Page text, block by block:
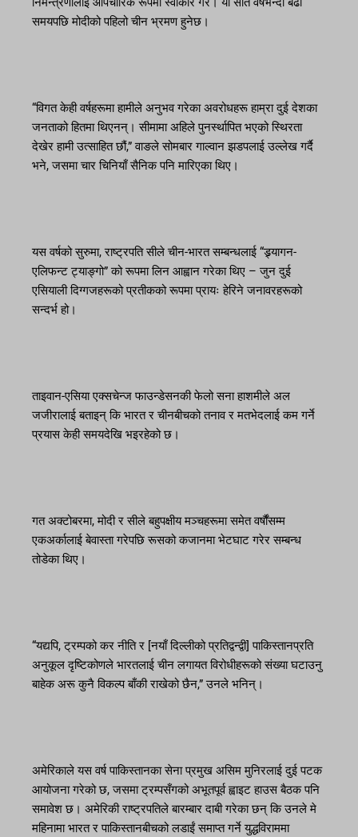
समयपछि मोदीको पहिलो चीन भ्रमण हुनेछ।
“विगत केही वर्षहरूमा हामीले अनुभव गरेका अवरोधहरू हाम्रा दुई देशका
जनताको हितमा थिएनन्। सीमामा अहिले पुनर्स्थापित भएको स्थिरता
देखेर हामी उत्साहित छौं,” वाङले सोमबार गाल्वान झडपलाई उल्लेख गर्दै
भने, जसमा चार चिनियाँ सैनिक पनि मारिएका थिए।
यस वर्षको सुरुमा, राष्ट्रपति सीले चीन-भारत सम्बन्धलाई “ड्र्यागन-
एलिफन्ट ट्याङ्गो” को रूपमा लिन आह्वान गरेका थिए – जुन दुई
एसियाली दिग्गजहरूको प्रतीकको रूपमा प्रायः हेरिने जनावरहरूको
सन्दर्भ हो।
ताइवान-एसिया एक्सचेन्ज फाउन्डेसनकी फेलो सना हाशमीले अल
जजीरालाई बताइन् कि भारत र चीनबीचको तनाव र मतभेदलाई कम गर्ने
प्रयास केही समयदेखि भइरहेको छ।
गत अक्टोबरमा, मोदी र सीले बहुपक्षीय मञ्चहरूमा समेत वर्षौंसम्म
एकअर्कालाई बेवास्ता गरेपछि रूसको कजानमा भेटघाट गरेर सम्बन्ध
तोडेका थिए।
“यद्यपि, ट्रम्पको कर नीति र [नयाँ दिल्लीको प्रतिद्वन्द्वी] पाकिस्तानप्रति
अनुकूल दृष्टिकोणले भारतलाई चीन लगायत विरोधीहरूको संख्या घटाउनु
बाहेक अरू कुनै विकल्प बाँकी राखेको छैन,” उनले भनिन्।
अमेरिकाले यस वर्ष पाकिस्तानका सेना प्रमुख असिम मुनिरलाई दुई पटक
आयोजना गरेको छ, जसमा ट्रम्पसँगको अभूतपूर्व ह्वाइट हाउस बैठक पनि
समावेश छ। अमेरिकी राष्ट्रपतिले बारम्बार दाबी गरेका छन् कि उनले मे
महिनामा भारत र पाकिस्तानबीचको लडाईं समाप्त गर्ने युद्धविराममा